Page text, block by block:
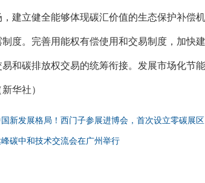
建立健全能够体现碳汇价值的生态保护补偿
度。完善用能权有偿使用和交易制度，加快
和碳排放权交易的统筹衔接。发展市场化节
华社）
新发展格局！西门子参展进博会，首次设立零碳展区
碳中和技术交流会在广州举行